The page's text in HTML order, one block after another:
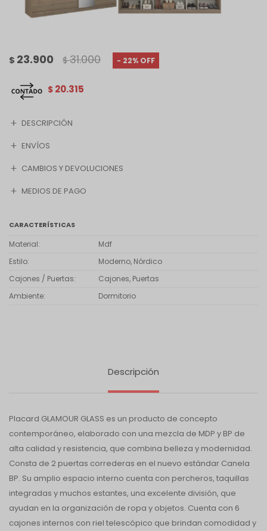
$ 23.900 $ 31.000 22
$ 20.315
DESCRIPCIÓN
ENVÍOS
CAMBIOS Y DEVOLUCIONES
MEDIOS DE PAGO
CARACTERÍSTICAS
Material
Mdf
Estilo
Moderno, Nórdico
Cajones / Puertas
Cajones, Puertas
Ambiente
Dormitorio
Descripción
Placard GLAMOUR GLASS es un producto de concepto
contemporáneo, elaborado con una mezcla de MDP y BP de
alta calidad y resistencia, que combina belleza y modernidad.
Consta de 2 puertas correderas en el nuevo estándar Canela
BP. Su amplio espacio interno cuenta con percheros, taquillas
integradas y muchos estantes, una excelente división, que
ayudan en la organización de ropa y objetos. Cuenta con 6
cajones internos con riel telescópico que brindan comodidad y